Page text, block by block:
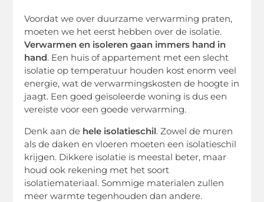
Voordat we over duurzame verwarming praten,
moeten we het eerst hebben over de isolatie.
Verwarmen en isoleren gaan immers hand in
hand. Een huis of appartement met een slecht
isolatie op temperatuur houden kost enorm veel
energie, wat de verwarmingskosten de hoogte in
jaagt. Een goed geïsoleerde woning is dus een
vereiste voor een goede verwarming.
Denk aan de hele isolatieschil. Zowel de muren
als de daken en vloeren moeten een isolatieschil
krijgen. Dikkere isolatie is meestal beter, maar
houd ook rekening met het soort
isolatiemateriaal. Sommige materialen zullen
meer warmte tegenhouden dan andere.